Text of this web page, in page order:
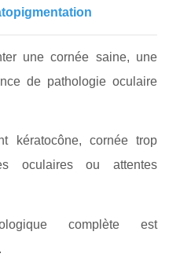
une cornée saine, une
de pathologie oculaire
kératocône, cornée trop
oculaires ou attentes
complète est